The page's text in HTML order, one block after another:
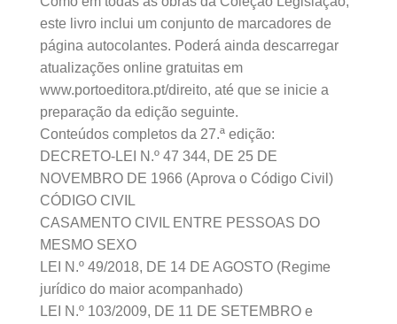
este livro inclui um conjunto de marcadores de
página autocolantes. Poderá ainda descarregar
atualizações online gratuitas em
www.portoeditora.pt/direito, até que se inicie a
preparação da edição seguinte.
Conteúdos completos da 27.ª edição:
DECRETO-LEI N.º 47 344, DE 25 DE
NOVEMBRO DE 1966 (Aprova o Código Civil)
CÓDIGO CIVIL
CASAMENTO CIVIL ENTRE PESSOAS DO
MESMO SEXO
LEI N.º 49/2018, DE 14 DE AGOSTO (Regime
jurídico do maior acompanhado)
LEI N.º 103/2009, DE 11 DE SETEMBRO e